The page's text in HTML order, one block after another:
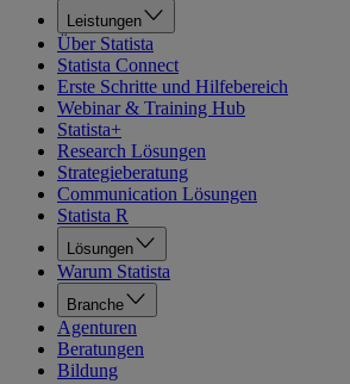
Leistungen
Über Statista
Statista Connect
Erste Schritte und Hilfebereich
Webinar & Training Hub
Statista+
Research Lösungen
Strategieberatung
Communication Lösungen
Statista R
Lösungen
Warum Statista
Branche
Agenturen
Beratungen
Bildung